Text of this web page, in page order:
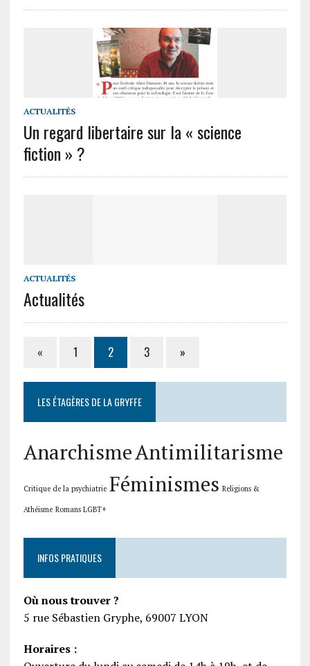
ACTUALITÉS
Un regard libertaire sur la « science
fiction » ?
ACTUALITÉS
Actualités
« 1 2 3 »
LES ÉTAGÈRES DE LA GRYFFE
AnarchismeAntimilitarisme
Critique de la psychiatrie Féminismes Religions &
Athéisme Romans LGBT+
INFOS PRATIQUES
Où nous trouver ?
5 rue Sébastien Gryphe, 69007 LYON
Horaires :